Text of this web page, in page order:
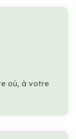
où, à votre